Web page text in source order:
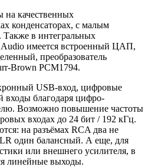
качественных
конденсаторах, с малым
в интегральных
имеется встроенный ЦАП,
преобразователь
Brown PCM1794.
USB-вход, цифровые
входы благодаря цифро-
Возможно повышение частоты
входах до 24 бит / 192 кГц.
на разъёмах RCA два не
один балансный. А еще, для
или внешнего усилителя, в
линейные выходы.